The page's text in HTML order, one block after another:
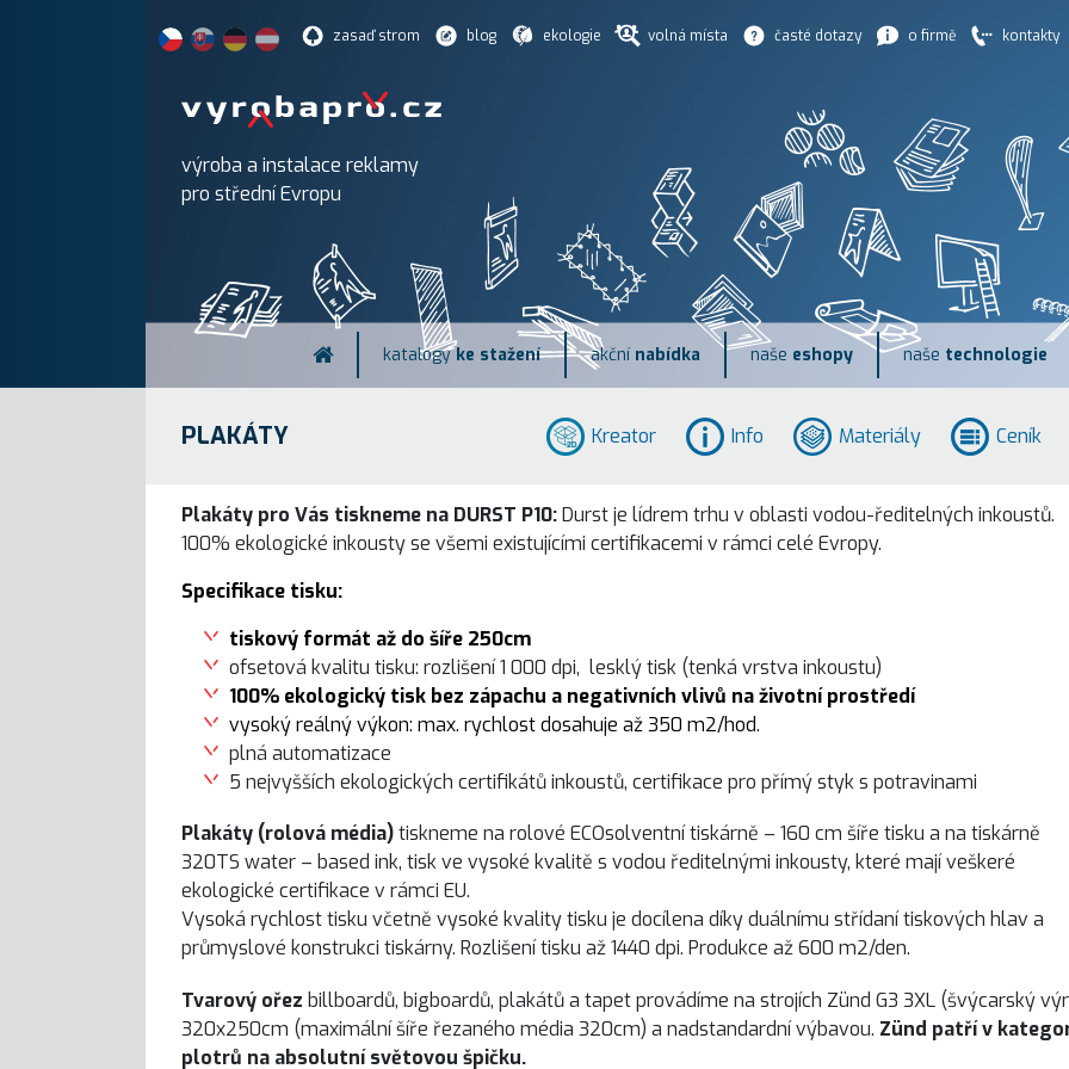
zasaď strom blog ekologie volná místa časté dotazy o firmě kontakty
výroba a instalace reklamy
pro střední Evropu
katalogyke stažení akční nabídka naše eshopy naše technologie
PLAKÁTY Kreator Info Materiály Ceník
Plakáty pro Vás tiskneme na DURST P10:Durst je lídrem trhu v oblasti vodou-ředitelných inkoustů.
100% ekologické inkousty se všemi existujícími certifikacemi v rámci celé Evropy.
Specifikace tisku:
tiskový formát až do šíře 250cm
ofsetová kvalitu tisku: rozlišení 1 000 dpi, lesklý tisk (tenká vrstva inkoustu)
100% ekologický tisk bez zápachu a negativních vlivů na životní prostředí
vysoký reálný výkon: max. rychlost dosahuje až 350 m2/hod.
plná automatizace
5 nejvyšších ekologických certifikátů inkoustů, certifikace pro přímý styk s potravinami
Plakáty (rolová média)tiskneme na rolové ECOsolventní tiskárně – 160 cm šíře tisku a na tiskárně
320TS water – based ink, tisk ve vysoké kvalitě s vodou ředitelnými inkousty, které mají veškeré
ekologické certifikace v rámci EU.
Vysoká rychlost tisku včetně vysoké kvality tisku je docílena díky duálnímu střídaní tiskových hlav a
průmyslové konstrukci tiskárny. Rozlišení tisku až 1440 dpi. Produkce až 600 m2/den.
Tvarový ořez billboardů, bigboardů, plakátů a tapet provádíme na strojích Zünd G3 3XL (švýcarský
320x250cm (maximální šíře řezaného média 320cm) a nadstandardní výbavou. Zünd patří v
plotrů na absolutní světovou špičku.